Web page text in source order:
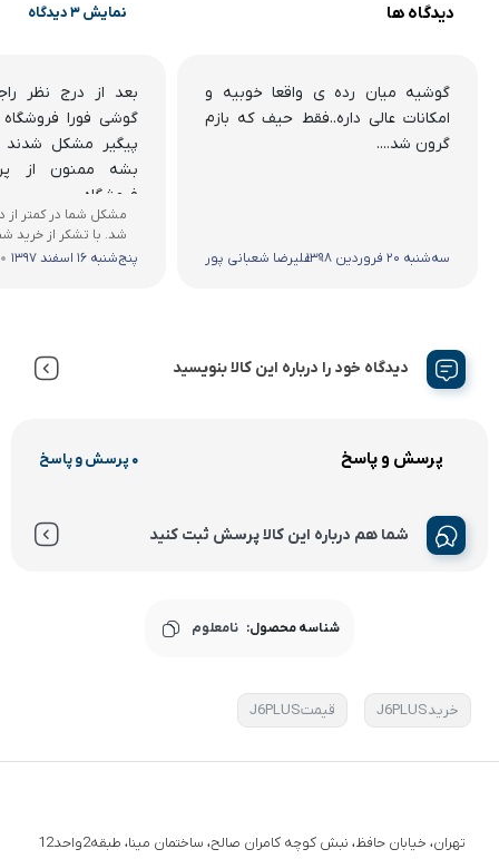
دیدگاه ها نمایش 3 دیدگاه
گوشیه میان رده ی واقعا خوبیه و
امکانات عالی داره..فقط حیف که بازم
گرون شد....
سه‌شنبه 20 فروردین 1398 علیرضا شعبانی پور
بعد از درج نظر
گوشی فورا
پیگیر مشکل شدند
بشه ممنون از
فروشگاه
مشکل شما در کمتر از
شد. با تشکر از خرید
پنج‌شنبه 16 اسفند 1397
دیدگاه خود را درباره این کالا بنویسید
پرسش و پاسخ 0 پرسش و پاسخ
شما هم درباره این کالا پرسش ثبت کنید
شناسه محصول: نامعلوم
خریدJ6PLUS قیمتJ6PLUS
تهران، خیابان حافظ، نبش کوچه کامران صالح، ساختمان مینا، طبقه2واحد12